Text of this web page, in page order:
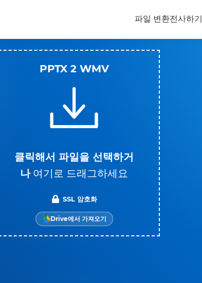
파일 변환전사하기
PPTX 2 WMV
클릭해서 파일을 선택하거
나 여기로 드래그하세요
SSL 암호화
Drive에서 가져오기